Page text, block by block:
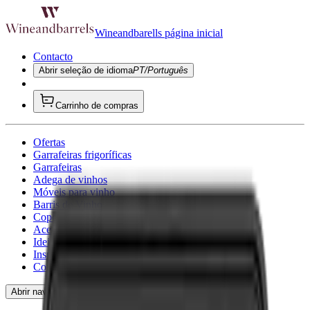
Wineandbarells página inicial
Contacto
Abrir seleção de idiomaPT/Português
Carrinho de compras
Ofertas
Garrafeiras frigoríficas
Garrafeiras
Adega de vinhos
Móveis para vinho
Barris de Vinho
Copo de vinho
Acessórios para vinho
Ideias de presentes
Inspirador
Consultoria
Abrir navegação